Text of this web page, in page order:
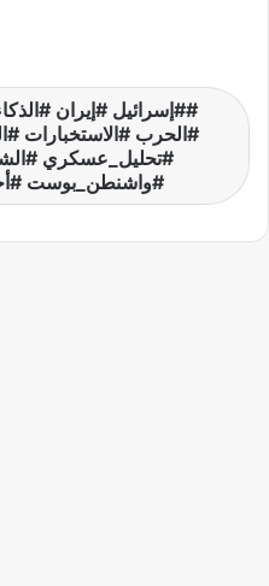
#إسرائيل #إيران
#الحرب #الاستخبارات
#تحليل_عسكري
#واشنطن_بوست